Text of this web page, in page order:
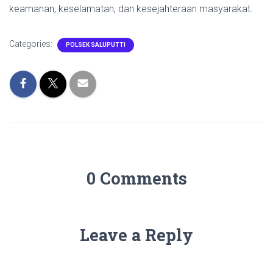
keamanan, keselamatan, dan kesejahteraan masyarakat.
Categories: POLSEK SALUPUTTI
0 Comments
Leave a Reply